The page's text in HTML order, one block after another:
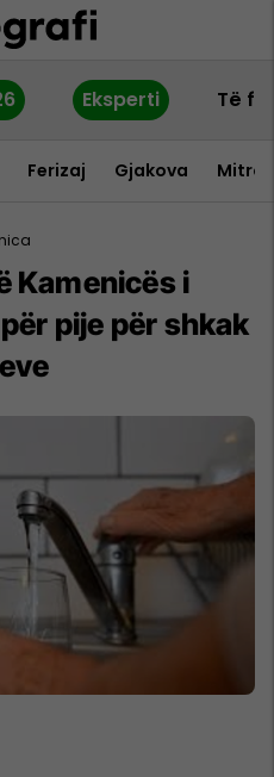
Eksperti Të
Ferizaj Gjakova
Kamenicës i
pije për shkak